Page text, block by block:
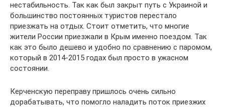
нестабильность. Так как был закрыт путь с Украиной и
большинство постоянных туристов перестало
приезжать на отдых. Стоит отметить, что многие
жители России приезжали в Крым именно поездом. Так
как это было дешево и удобно по сравнению с паромом,
который в 2014-2015 годах был просто в ужасном
состоянии.
Керченскую переправу пришлось очень сильно
дорабатывать, что помогло наладить поток приезжих